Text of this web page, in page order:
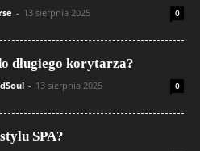
- 13 sierpnia 2025 0
długiego korytarza?
- 13 sierpnia 2025 0
SPA?